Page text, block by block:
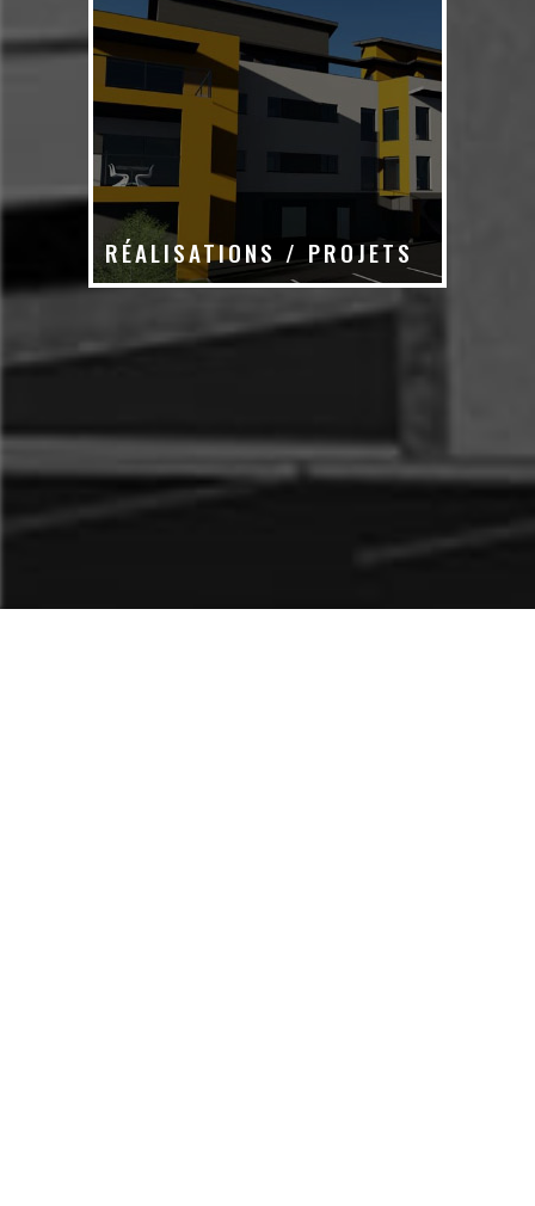
RÉALISATIONS / PROJETS